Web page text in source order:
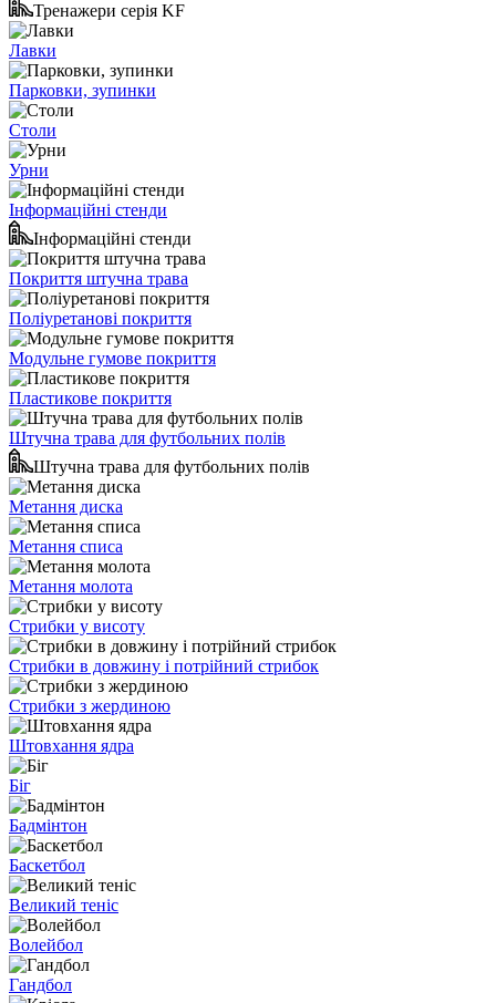
Тренажери серія KF
Лавки
Парковки, зупинки
Столи
Урни
Інформаційні стенди
Інформаційні стенди
Покриття штучна трава
Поліуретанові покриття
Модульне гумове покриття
Пластикове покриття
Штучна трава для футбольних полів
Штучна трава для футбольних полів
Метання диска
Метання списа
Метання молота
Стрибки у висоту
Стрибки в довжину і потрійний стрибок
Стрибки з жердиною
Штовхання ядра
Біг
Бадмінтон
Баскетбол
Великий теніс
Волейбол
Гандбол